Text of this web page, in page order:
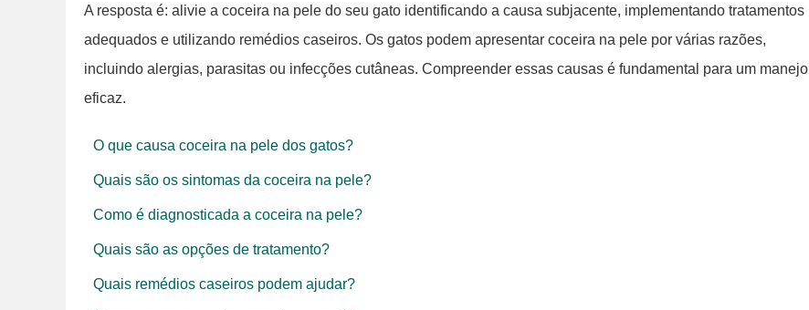
k
k
p
n
A resposta é: alivie a coceira na pele do seu gato identificando a causa subjacente, implementando tratamentos
adequados e utilizando remédios caseiros. Os gatos podem apresentar coceira na pele por várias razões,
incluindo alergias, parasitas ou infecções cutâneas. Compreender essas causas é fundamental para um manejo
eficaz.
O que causa coceira na pele dos gatos?
Quais são os sintomas da coceira na pele?
Como é diagnosticada a coceira na pele?
Quais são as opções de tratamento?
Quais remédios caseiros podem ajudar?